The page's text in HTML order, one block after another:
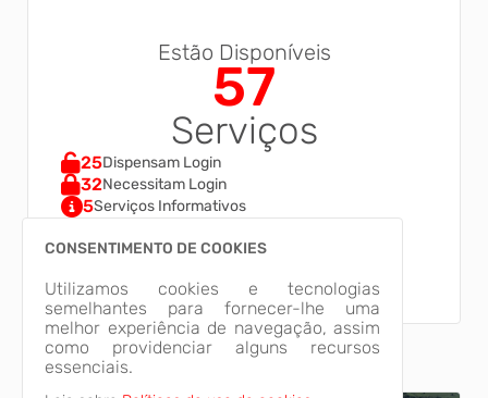
Estão Disponíveis
57
Serviços
25Dispensam Login
32Necessitam Login
5Serviços Informativos
CONSENTIMENTO DE COOKIES
Utilizamos cookies e tecnologias
semelhantes para fornecer-lhe uma
melhor experiência de navegação, assim
como providenciar alguns recursos
essenciais.